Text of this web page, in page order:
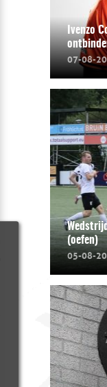
Ivenzo
07-08-
(oefen)
05-08-